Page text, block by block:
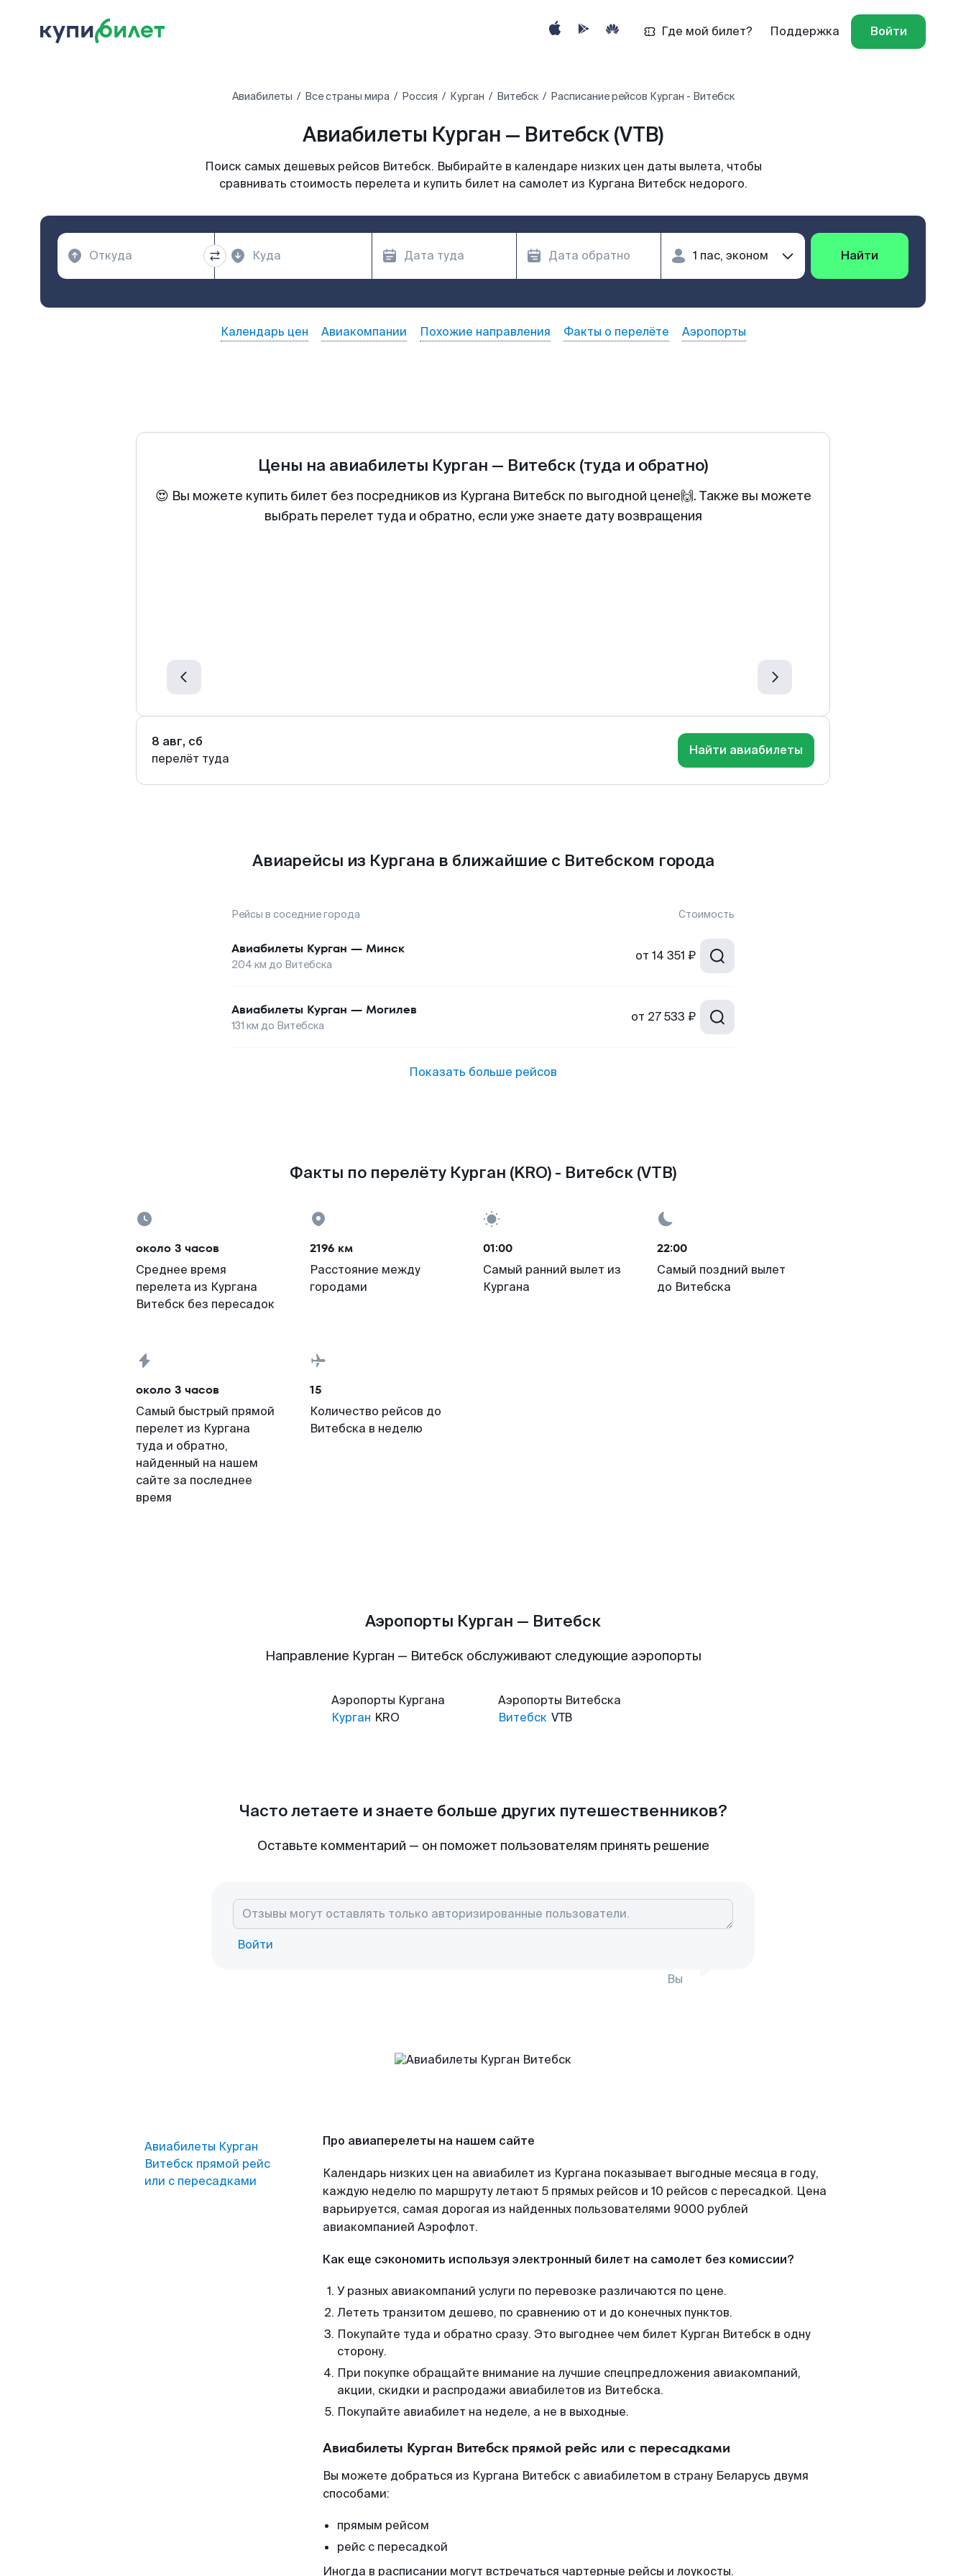
Где мой билет? Поддержка Войти
Авиабилеты Все страны мира Россия Курган Витебск Расписание рейсов Курган - Витебск
Авиабилеты Курган — Витебск (VTB)
Поиск самых дешевых рейсов Витебск. Выбирайте в календаре низких цен даты вылета, чтобы
сравнивать стоимость перелета и купить билет на самолет из Кургана Витебск недорого.
Найти
Календарь цен Авиакомпании Похожие направления Факты о перелёте Аэропорты
Цены на авиабилеты Курган — Витебск (туда и обратно)
😍 Вы можете купить билет без посредников из Кургана Витебск по выгодной цене🙌. Также вы можете
выбрать перелет туда и обратно, если уже знаете дату возвращения
8 авг, сб
перелёт туда
Найти авиабилеты
Авиарейсы из Кургана в ближайшие с Витебском города
Рейсы в соседние города Стоимость
Авиабилеты Курган — Минск
204 км до Витебска
от 14 351 ₽
Авиабилеты Курган — Могилев
131 км до Витебска
от 27 533 ₽
Показать больше рейсов
Факты по перелёту Курган (KRO) - Витебск (VTB)
около 3 часов
Среднее время
перелета из Кургана
Витебск без пересадок
2196 км
Расстояние между
городами
01:00
Самый ранний вылет из
Кургана
22:00
Самый поздний вылет
до Витебска
около 3 часов
Самый быстрый прямой
перелет из Кургана
туда и обратно,
найденный на нашем
сайте за последнее
время
15
Количество рейсов до
Витебска в неделю
Аэропорты Курган — Витебск
Направление Курган — Витебск обслуживают следующие аэропорты
Аэропорты Кургана
Курган KRO
Аэропорты Витебска
Витебск VTB
Часто летаете и знаете больше других путешественников?
Оставьте комментарий — он поможет пользователям принять решение
Войти
Вы
Авиабилеты Курган
Витебск прямой рейс
или с пересадками
Про авиаперелеты на нашем сайте
Календарь низких цен на авиабилет из Кургана показывает выгодные месяца в году,
каждую неделю по маршруту летают 5 прямых рейсов и 10 рейсов с пересадкой. Цена
варьируется, самая дорогая из найденных пользователями 9000 рублей
авиакомпанией Аэрофлот.
Как еще сэкономить используя электронный билет на самолет без комиссии?
У разных авиакомпаний услуги по перевозке различаются по цене.
Лететь транзитом дешево, по сравнению от и до конечных пунктов.
Покупайте туда и обратно сразу. Это выгоднее чем билет Курган Витебск в одну
сторону.
При покупке обращайте внимание на лучшие спецпредложения авиакомпаний,
акции, скидки и распродажи авиабилетов из Витебска.
Покупайте авиабилет на неделе, а не в выходные.
Авиабилеты Курган Витебск прямой рейс или с пересадками
Вы можете добраться из Кургана Витебск с авиабилетом в страну Беларусь двумя
способами:
прямым рейсом
рейс с пересадкой
Иногда в расписании могут встречаться чартерные рейсы и лоукосты.